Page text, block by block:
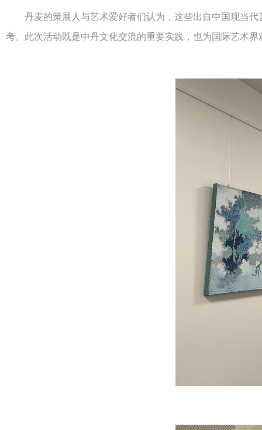
丹麦的策展人与艺术爱好者们认为，这些出自中国现当代
考。此次活动既是中丹文化交流的重要实践，也为国际艺术